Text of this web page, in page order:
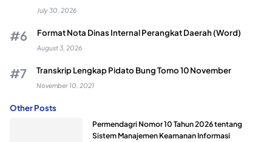
July 30, 2026
Format Nota Dinas Internal Perangkat Daerah (Word)
August 3, 2026
Transkrip Lengkap Pidato Bung Tomo 10 November
November 10, 2021
Other Posts
Permendagri Nomor 10 Tahun 2026 tentang
Sistem Manajemen Keamanan Informasi